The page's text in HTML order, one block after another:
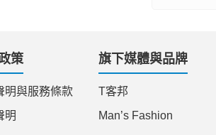
策
明與服務條款
明
旗下媒體與品牌
T客邦
Man’s Fashion